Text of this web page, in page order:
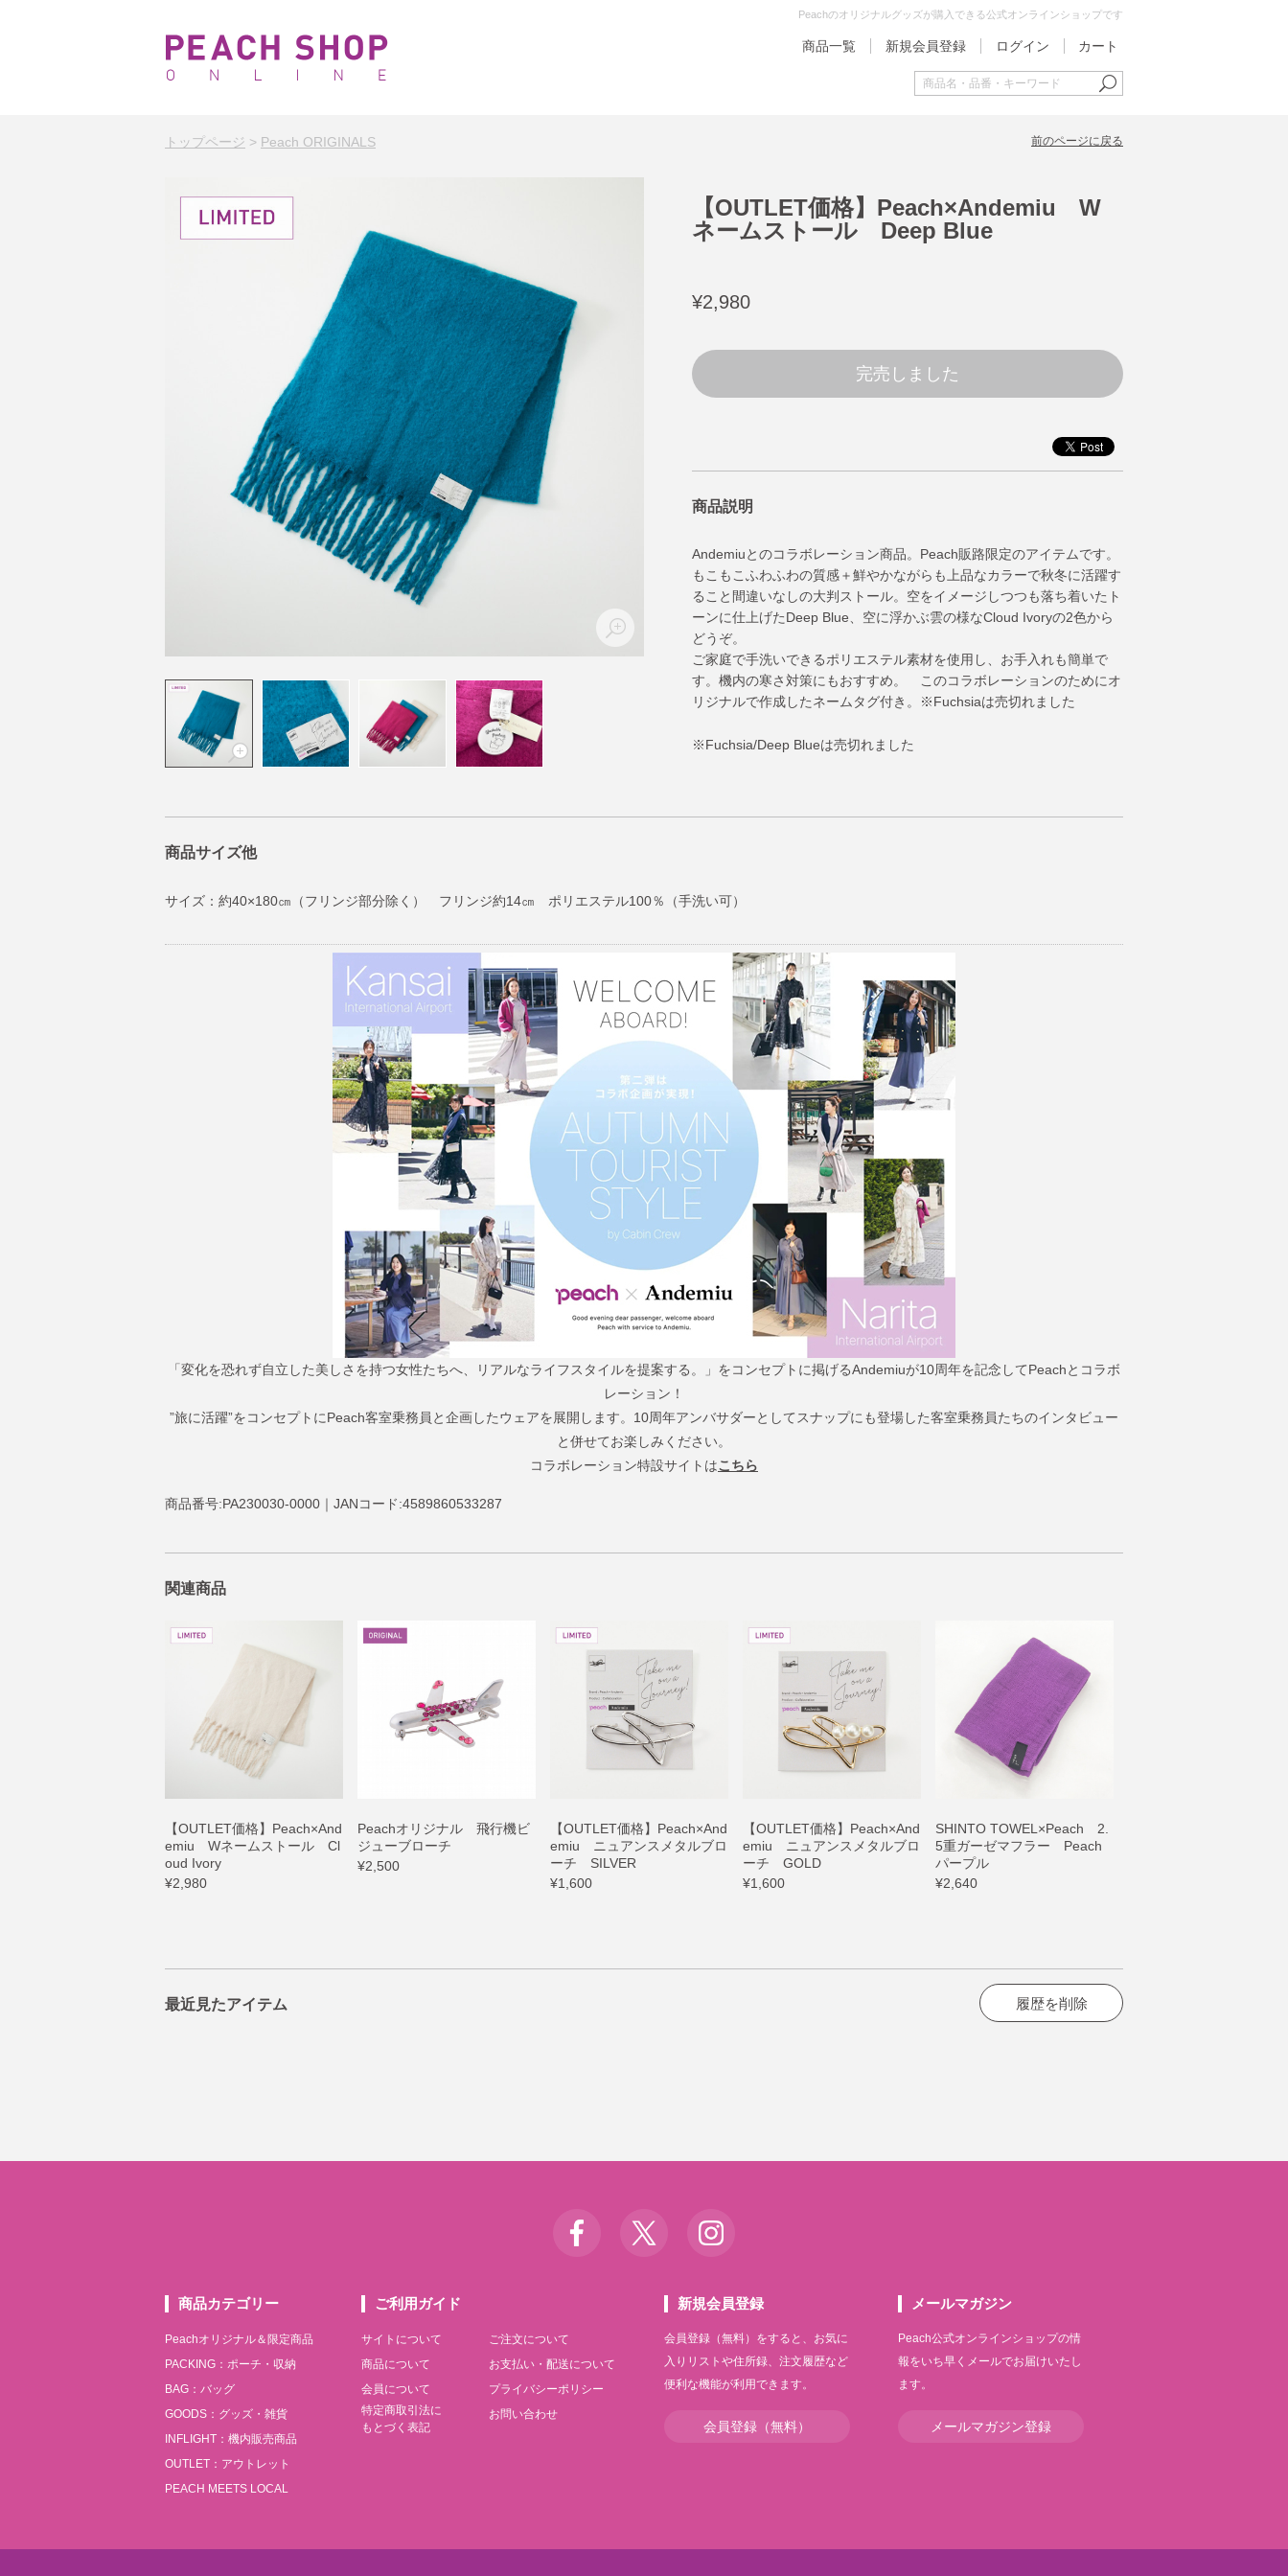
Peachのオリジナルグッズが購入できる公式オンラインショップです
商品一覧 新規会員登録 ログイン カート
トップページ > Peach ORIGINALS 前のページに戻る
【OUTLET価格】Peach×Andemiu W
ネームストール Deep Blue
¥2,980
完売しました
商品説明
Andemiuとのコラボレーション商品。Peach販路限定のアイテムです。
もこもこふわふわの質感＋鮮やかながらも上品なカラーで秋冬に活躍す
ること間違いなしの大判ストール。空をイメージしつつも落ち着いたト
ーンに仕上げたDeep Blue、空に浮かぶ雲の様なCloud Ivoryの2色から
どうぞ。
ご家庭で手洗いできるポリエステル素材を使用し、お手入れも簡単で
す。機内の寒さ対策にもおすすめ。 このコラボレーションのためにオ
リジナルで作成したネームタグ付き。※Fuchsiaは売切れました
※Fuchsia/Deep Blueは売切れました
商品サイズ他
サイズ：約40×180㎝（フリンジ部分除く） フリンジ約14㎝ ポリエステル100％（手洗い可）
「変化を恐れず自立した美しさを持つ女性たちへ、リアルなライフスタイルを提案する。」をコンセプトに掲げるAndemiuが10周年を記念してPeachとコラボ
レーション！
”旅に活躍”をコンセプトにPeach客室乗務員と企画したウェアを展開します。10周年アンバサダーとしてスナップにも登場した客室乗務員たちのインタビュー
と併せてお楽しみください。
コラボレーション特設サイトはこちら
商品番号:PA230030-0000｜JANコード:4589860533287
関連商品
【OUTLET価格】Peach×And
emiu Wネームストール Cl
oud Ivory
¥2,980
Peachオリジナル 飛行機ビ
ジューブローチ
¥2,500
【OUTLET価格】Peach×And
emiu ニュアンスメタルブロ
ーチ SILVER
¥1,600
【OUTLET価格】Peach×And
emiu ニュアンスメタルブロ
ーチ GOLD
¥1,600
SHINTO TOWEL×Peach 2.
5重ガーゼマフラー Peach
パープル
¥2,640
最近見たアイテム
商品カテゴリー
Peachオリジナル＆限定商品
PACKING：ポーチ・収納
BAG：バッグ
GOODS：グッズ・雑貨
INFLIGHT：機内販売商品
OUTLET：アウトレット
PEACH MEETS LOCAL
ご利用ガイド
サイトについて
ご注文について
商品について
お支払い・配送について
会員について
プライバシーポリシー
特定商取引法に
もとづく表記
お問い合わせ
新規会員登録
会員登録（無料）をすると、お気に
入りリストや住所録、注文履歴など
便利な機能が利用できます。
会員登録（無料）
メールマガジン
Peach公式オンラインショップの情
報をいち早くメールでお届けいたし
ます。
メールマガジン登録